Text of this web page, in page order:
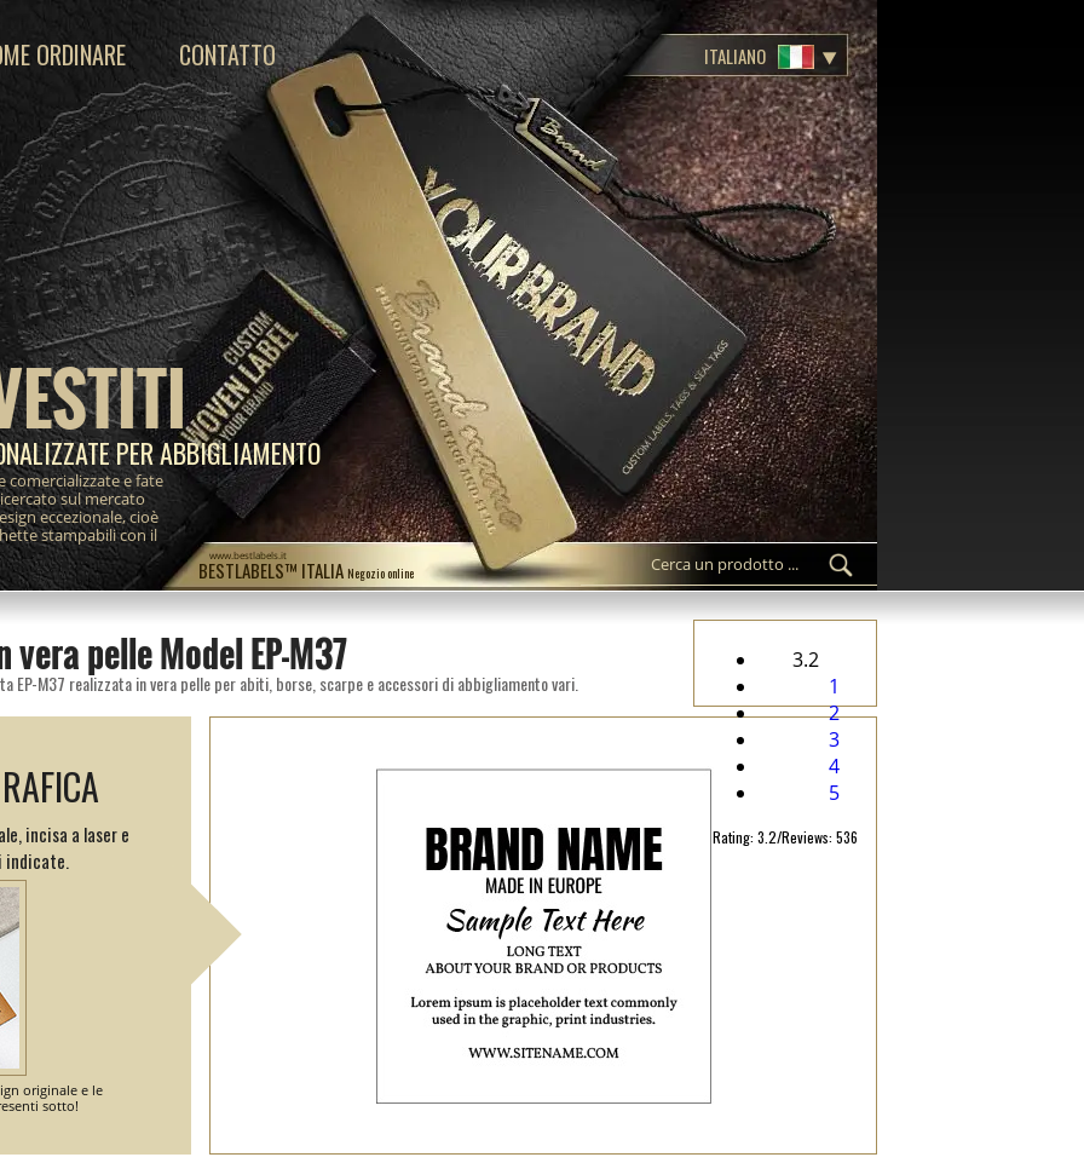
BESTLABELS™ ITALIA Negozio online
www.bestlabels.it
PER ABBIGLIAMENTO
comercializzate e fate
sul mercato
eccezionale, cioè
stampabili con il
ORDINARE CONTATTO ITALIANO
vera pelle Model EP-M37
EP-M37 realizzata in vera pelle per abiti, borse, scarpe e accessori di abbigliamento vari.
3.2
1
2
3
4
5
Rating: 3.2/Reviews: 536
incisa a laser e
indicate.
originale e le
sotto!